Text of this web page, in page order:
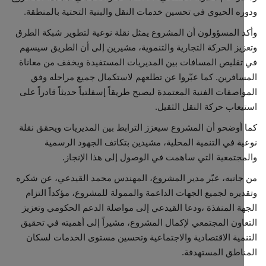
الحيوي في تحسين خدمات النقل والبنية التحتية بالمنطقة.
المسؤولون أن المشروع يمثل نقلة نوعية لتطوير شبكة الطرق
الحركة التجارية والتنموية، مشيرين إلى أن الطريق سيسهم
المسافات بين المديريات المستفيدة ويخفف من معاناة
كما عبّروا عن تطلعهم لاستكمال جميع مراحله وفق
الفنية المعتمدة ليصبح طريقاً إسفلتياً حديثاً قادراً على
حركة النقل الثقيل.
أوضحو أن المشروع سيعزز الترابط بين المديريات ويحقق نقلة
في التنمية المحلية، مشيدين بتكاتف الجهود الرسمية
التي ساهمت في الوصول إلى هذا الإنجاز.
عبّر مدير المشروع، المهندس محمد القيدعي، عن شكره
لجميع الجهات الداعمة والممولة للمشروع، مؤكداً التزام
المنفذة ،ودعا القيدعي إلى مواصلة الدعم الحكومي وتعزيز
المجتمعي لإكمال المشروع، مشيراً إلى أهميته في تحقيق
الاقتصادية والاجتماعية وتحسين مستوى الخدمات لسكان
المستهدفة.